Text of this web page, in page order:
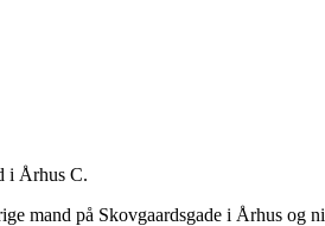
i Århus C.
mand på Skovgaardsgade i Århus og